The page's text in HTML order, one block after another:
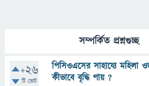
সম্পর্কিত প্রশ্নগুচ্ছ
+26
টি ভোট
পিসিওএসের সাহায্যে মহিলা
কীভাবে বৃদ্ধি পায় ?